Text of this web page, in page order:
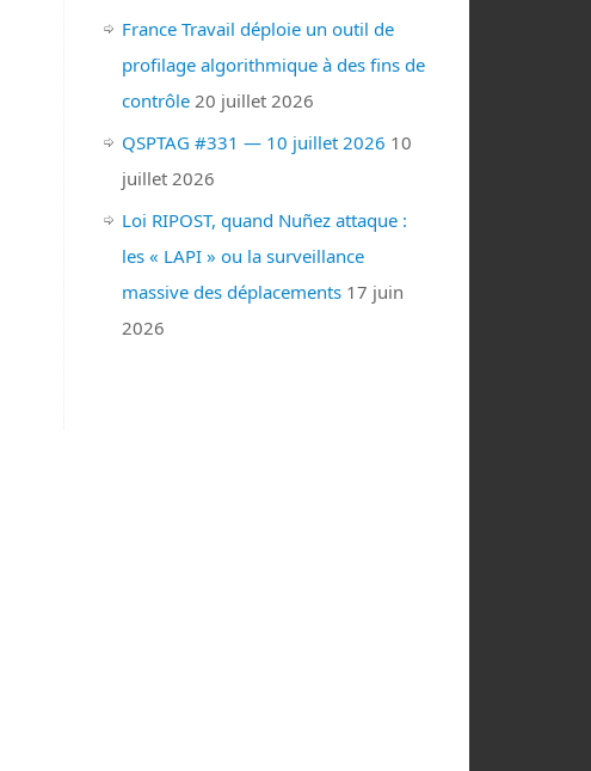
France Travail déploie un outil de
profilage algorithmique à des fins de
contrôle 20 juillet 2026
QSPTAG #331 — 10 juillet 2026 10
juillet 2026
Loi RIPOST, quand Nuñez attaque :
les « LAPI » ou la surveillance
massive des déplacements 17 juin
2026